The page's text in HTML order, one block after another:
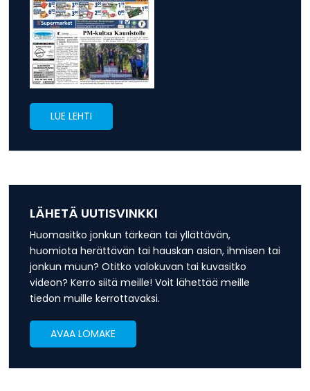
LUE LEHTI
LÄHETÄ UUTISVINKKI
Huomasitko jonkun tärkeän tai yllättävän,
huomiota herättävän tai hauskan asian, ihmisen tai
jonkun muun? Otitko valokuvan tai kuvasitko
videon? Kerro siitä meille! Voit lähettää meille
tiedon muille kerrottavaksi.
AVAA LOMAKE